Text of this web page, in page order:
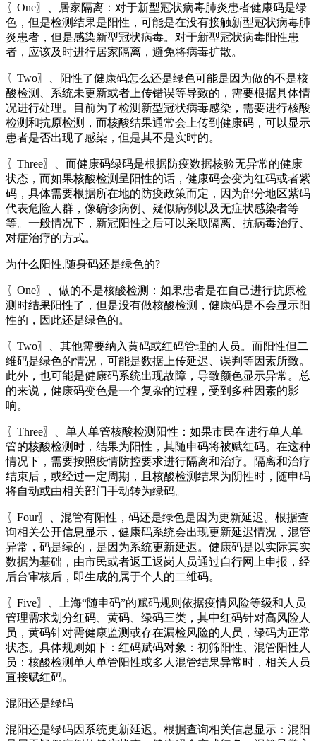
〖One〗、居家隔离：对于新型冠状病毒肺炎患者健康码是绿
色，但是检测结果是阳性，可能是在没有接触新型冠状病毒肺
炎患者，但是感染新型冠状病毒。对于新型冠状病毒阳性患
者，应该及时进行居家隔离，避免将病毒扩散。
〖Two〗、阳性了健康码怎么还是绿色可能是因为做的不是核
酸检测、系统未更新或者上传错误等导致的，需要根据具体情
况进行处理。目前为了检测新型冠状病毒感染，需要进行核酸
检测和抗原检测，而核酸结果通常会上传到健康码，可以显示
患者是否出现了感染，但是其不是实时的。
〖Three〗、而健康码绿码是根据防疫数据核验无异常的健康
状态，而如果核酸检测呈阳性的话，健康码会变为红码或者紫
码，具体需要根据所在地的防疫政策而定，因为部分地区紫码
代表危险人群，像确诊病例、疑似病例以及无症状感染者等
等。一般情况下，新冠阳性之后可以采取隔离、抗病毒治疗、
对症治疗的方式。
为什么阳性,随身码还是绿色的?
〖One〗、做的不是核酸检测：如果患者是在自己进行抗原检
测时结果阳性了，但是没有做核酸检测，健康码是不会显示阳
性的，因此还是绿色的。
〖Two〗、其他需要纳入黄码或红码管理的人员。而阳性但二
维码是绿色的情况，可能是数据上传延迟、误判等因素所致。
此外，也可能是健康码系统出现故障，导致颜色显示异常。总
的来说，健康码变色是一个复杂的过程，受到多种因素的影
响。
〖Three〗、单人单管核酸检测阳性：如果市民在进行单人单
管的核酸检测时，结果为阳性，其随申码将被赋红码。在这种
情况下，需要按照疫情防控要求进行隔离和治疗。隔离和治疗
结束后，或经过一定周期，且核酸检测结果为阴性时，随申码
将自动或由相关部门手动转为绿码。
〖Four〗、混管有阳性，码还是绿色是因为更新延迟。根据查
询相关公开信息显示，健康码系统会出现更新延迟情况，混管
异常，码是绿的，是因为系统更新延迟。健康码是以实际真实
数据为基础，由市民或者返工返岗人员通过自行网上申报，经
后台审核后，即生成的属于个人的二维码。
〖Five〗、上海“随申码”的赋码规则依据疫情风险等级和人员
管理需求划分红码、黄码、绿码三类，其中红码针对高风险人
员，黄码针对需健康监测或存在漏检风险的人员，绿码为正常
状态。具体规则如下：红码赋码对象：初筛阳性、混管阳性人
员：核酸检测单人单管阳性或多人混管结果异常时，相关人员
直接赋红码。
混阳还是绿码
混阳还是绿码因系统更新延迟。根据查询相关信息显示：混阳